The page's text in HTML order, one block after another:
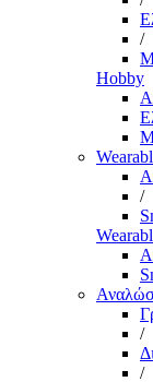
/
Hobby
/
/
/